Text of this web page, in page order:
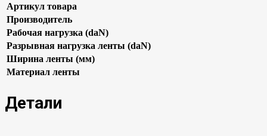
Артикул товара
Производитель
Рабочая нагрузка (daN)
Разрывная нагрузка ленты (daN)
Ширина ленты (мм)
Материал ленты
Детали